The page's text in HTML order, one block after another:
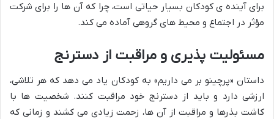
برای آینده ی کودکان بسیار حیاتی است، چرا که آن ها را برای شرکت
مؤثر در اجتماع و محیط های گروهی آماده می کند.
مسئولیت پذیری و مراقبت از دسترنج
داستان «پرچینو بر می داریم» به کودکان یاد می دهد که هر تلاشی،
ارزشی دارد و باید از دسترنج خود مراقبت کنند. شخصیت ها با
کاشت بذرها و مراقبت از آن ها، زحمت زیادی می کشند و زمانی که